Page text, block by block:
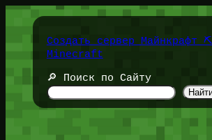
Перейти
содержимомуСоздать сервер Майнкрафт
Minecraft
🔎 Поиск по Сайту